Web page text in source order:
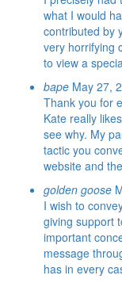
what I would
contributed by
very horrifying
to view a
bape May 27,
Thank you for
Kate really
see why. My
tactic you
website and
golden goose
I wish to
giving support
important
message
has in every